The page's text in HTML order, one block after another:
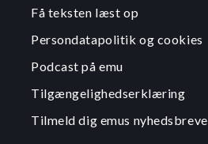
Få teksten læst op
Persondatapolitik og cookies
Podcast på emu
Tilgængelighedserklæring
Tilmeld dig emus nyhedsbreve